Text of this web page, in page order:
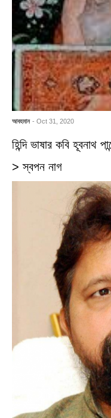
আবহমান - Oct 31, 2020
হিন্দি ভাষার কবি হূবনাথ
> স্বপন নাগ